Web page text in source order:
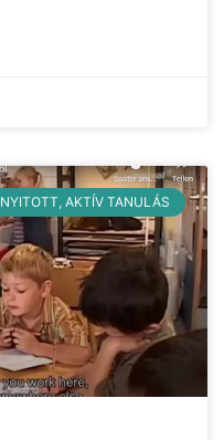
NYITOTT, AKTÍV TANULÁS